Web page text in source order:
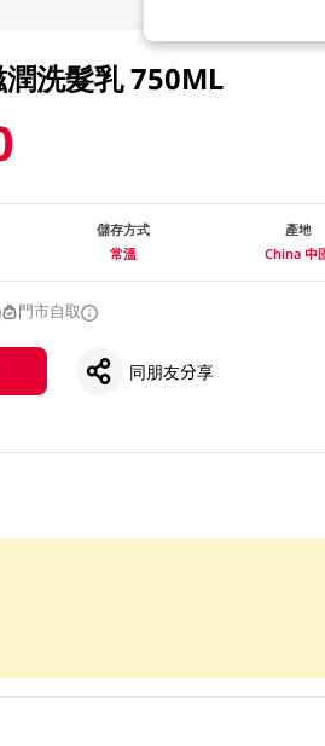
洗髮乳 750ML
儲存方式
常溫
產地
China 中
門市自取
同朋友分享